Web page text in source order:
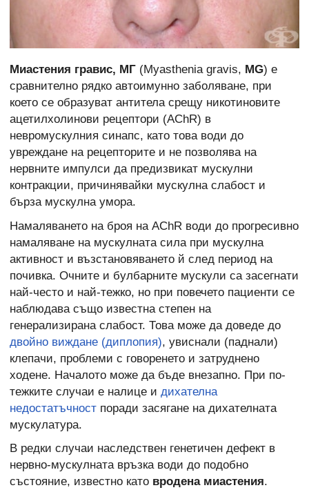
Миастения гравис, МГ (Myasthenia gravis, MG) е
сравнително рядко автоимунно заболяване, при
което се образуват антитела срещу никотиновите
ацетилхолинови рецептори (AChR) в
невромускулния синапс, като това води до
увреждане на рецепторите и не позволява на
нервните импулси да предизвикат мускулни
контракции, причинявайки мускулна слабост и
бърза мускулна умора.
Намаляването на броя на AChR води до прогресивно
намаляване на мускулната сила при мускулна
активност и възстановяването й след период на
почивка. Очните и булбарните мускули са засегнати
най-често и най-тежко, но при повечето пациенти се
наблюдава също известна степен на
генерализирана слабост. Това може да доведе до
двойно виждане (диплопия), увиснали (паднали)
клепачи, проблеми с говоренето и затруднено
ходене. Началото може да бъде внезапно. При по-
тежките случаи е налице и дихателна
недостатъчност поради засягане на дихателната
мускулатура.
В редки случаи наследствен генетичен дефект в
нервно-мускулната връзка води до подобно
състояние, известно като вродена миастения.